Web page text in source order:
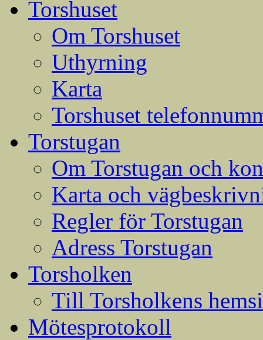
Torshuset
Om Torshuset
Uthyrning
Karta
Torshuset
Torstugan
Om Torstugan och
Karta och
Regler för Torstugan
Adress Torstugan
Torsholken
Till Torsholkens
Mötesprotokoll